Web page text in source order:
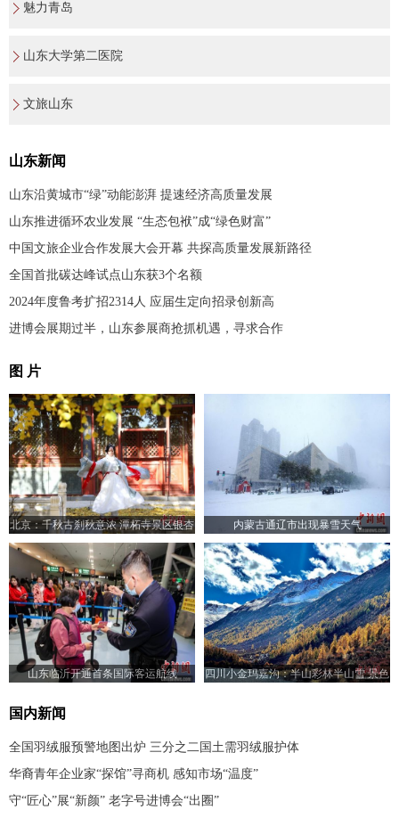
魅力青岛
山东大学第二医院
文旅山东
山东新闻
山东沿黄城市“绿”动能澎湃 提速经济高质量发展
山东推进循环农业发展 “生态包袱”成“绿色财富”
中国文旅企业合作发展大会开幕 共探高质量发展新路径
全国首批碳达峰试点山东获3个名额
2024年度鲁考扩招2314人 应届生定向招录创新高
进博会展期过半，山东参展商抢抓机遇，寻求合作
图 片
北京：千秋古刹秋意浓 潭柘寺景区银杏
飘舞
内蒙古通辽市出现暴雪天气
山东临沂开通首条国际客运航线
四川小金玛嘉沟：半山彩林半山雪 景色
国内新闻
全国羽绒服预警地图出炉 三分之二国土需羽绒服护体
华裔青年企业家“探馆”寻商机 感知市场“温度”
守“匠心”展“新颜” 老字号进博会“出圈”